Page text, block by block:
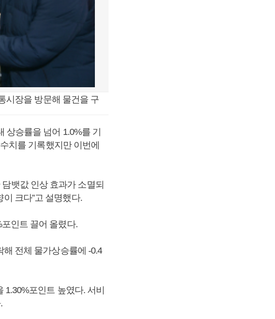
시장을 방문해 물건을 구
승률을 넘어 1.0%를 기
치를 기록했지만 이번에
뱃값 인상 효과가 소멸되
크다”고 설명했다.
인트 끌어 올렸다.
전체 물가상승률에 -0.4
포인트 높였다. 서비